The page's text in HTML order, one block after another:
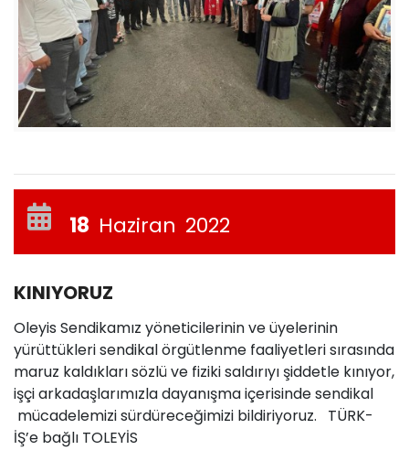
18 Haziran 2022
KINIYORUZ
Oleyis Sendikamız yöneticilerinin ve üyelerinin
yürüttükleri sendikal örgütlenme faaliyetleri sırasında
maruz kaldıkları sözlü ve fiziki saldırıyı şiddetle kınıyor,
işçi arkadaşlarımızla dayanışma içerisinde sendikal
mücadelemizi sürdüreceğimizi bildiriyoruz. TÜRK-
İŞ’e bağlı TOLEYİS